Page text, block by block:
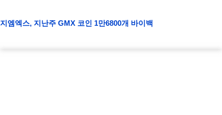
지엠엑스, 지난주 GMX 코인 1만6800개 바이백